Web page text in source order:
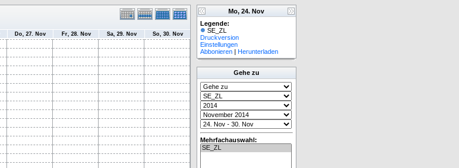
Do, 27. Nov Fr, 28. Nov Sa, 29. Nov So, 30. Nov
Mo, 24. Nov
Legende:
SE_ZL
Druckversion
Einstellungen
Abbonieren | Herunterladen
Gehe zu
Mehrfachauswahl: